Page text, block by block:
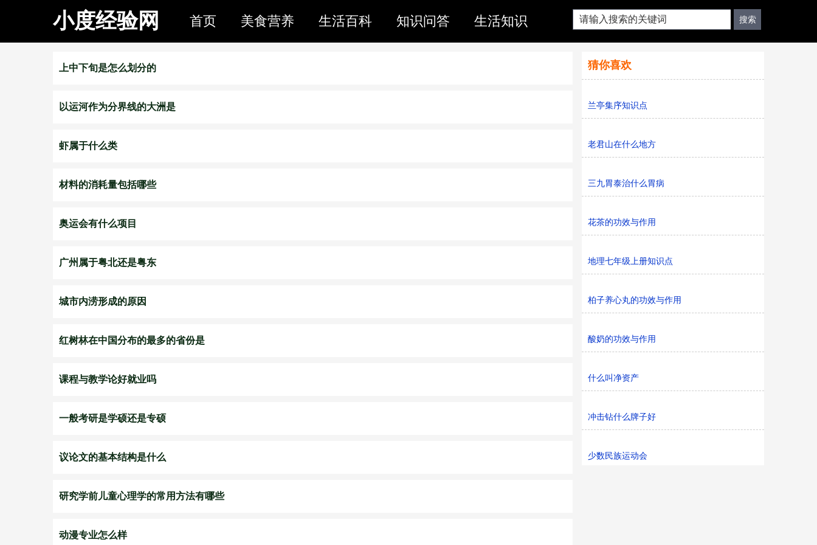
小度经验网 首页 美食营养 生活百科 知识问答 生活知识
上中下旬是怎么划分的
以运河作为分界线的大洲是
虾属于什么类
材料的消耗量包括哪些
奥运会有什么项目
广州属于粤北还是粤东
城市内涝形成的原因
红树林在中国分布的最多的省份是
课程与教学论好就业吗
一般考研是学硕还是专硕
议论文的基本结构是什么
研究学前儿童心理学的常用方法有哪些
动漫专业怎么样
猜你喜欢
兰亭集序知识点
老君山在什么地方
三九胃泰治什么胃病
花茶的功效与作用
地理七年级上册知识点
柏子养心丸的功效与作用
酸奶的功效与作用
什么叫净资产
冲击钻什么牌子好
少数民族运动会